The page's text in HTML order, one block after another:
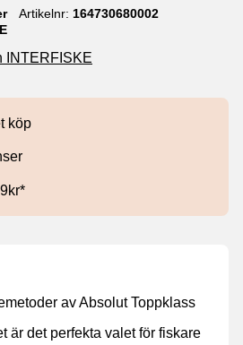
Artikelnr 164730680002
INTERFISKE
köp
av Absolut Toppklass
är det perfekta valet för fiskare